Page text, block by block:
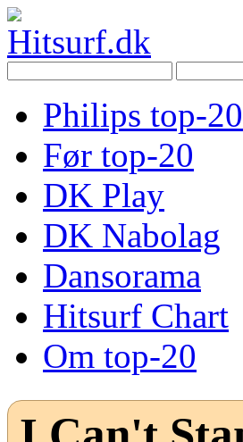
Philips top-20
Før top-20
DK Play
DK Nabolag
Dansorama
Hitsurf Chart
Om top-20